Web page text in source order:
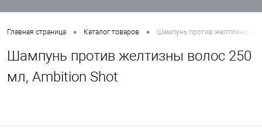
Главная страница • Каталог товаров • Шампунь против желтизны
Шампунь против желтизны волос 250
мл, Ambition Shot